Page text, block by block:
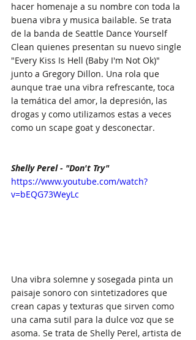
hacer homenaje a su nombre con toda la
buena vibra y musica bailable. Se trata
de la banda de Seattle Dance Yourself
Clean quienes presentan su nuevo single
"Every Kiss Is Hell (Baby I'm Not Ok)"
junto a Gregory Dillon. Una rola que
aunque trae una vibra refrescante, toca
la temática del amor, la depresión, las
drogas y como utilizamos estas a veces
como un scape goat y desconectar.
Shelly Perel - "Don't Try"
https://www.youtube.com/watch?
v=bEQG73WeyLc
Una vibra solemne y sosegada pinta un
paisaje sonoro con sintetizadores que
crean capas y texturas que sirven como
una cama sutil para la dulce voz que se
asoma. Se trata de Shelly Perel, artista de